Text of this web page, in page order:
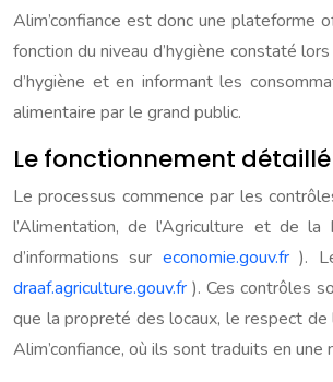
Alim’confiance est donc une
fonction du niveau d’hygiène constaté
d’hygiène et en informant les
alimentaire par le grand public.
Le fonctionnement détaillé
Le processus commence par les
l’Alimentation, de l’Agriculture et de
d’informations sur economie.gouv.fr).
draaf.agriculture.gouv.fr ). Ces contrôles
que la propreté des locaux, le respect
Alim’confiance, où ils sont traduits en